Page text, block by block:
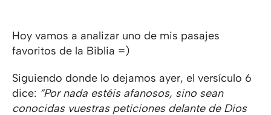
Hoy vamos a analizar uno de mis pasajes
favoritos de la Biblia =)
Siguiendo donde lo dejamos ayer, el versículo 6
dice: “Por nada estéis afanosos, sino sean
conocidas vuestras peticiones delante de Dios